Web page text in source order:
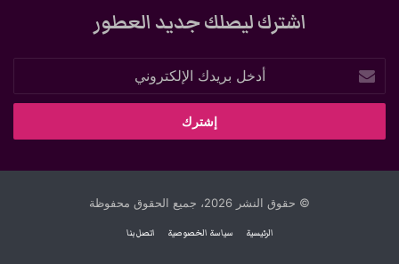
اشترك ليصلك جديد العطور
بريدك
الإلكتروني
© حقوق النشر 2026، جميع الحقوق محفوظة
الرئيسية سياسة الخصوصية اتصل بنا